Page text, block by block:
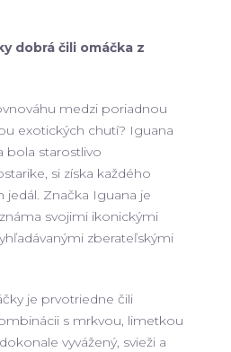
dobrá čili omáčka z
medzi poriadnou
exotických chutí? Iguana
bola starostlivo
si získa každého
jedál. Značka Iguana je
svojimi ikonickými
zberateľskými
je prvotriedne čili
s mrkvou, limetkou
vyvážený, svieži a